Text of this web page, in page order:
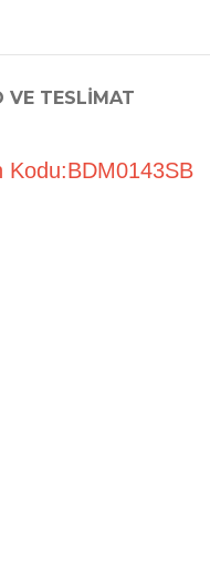
VE TESLIMAT